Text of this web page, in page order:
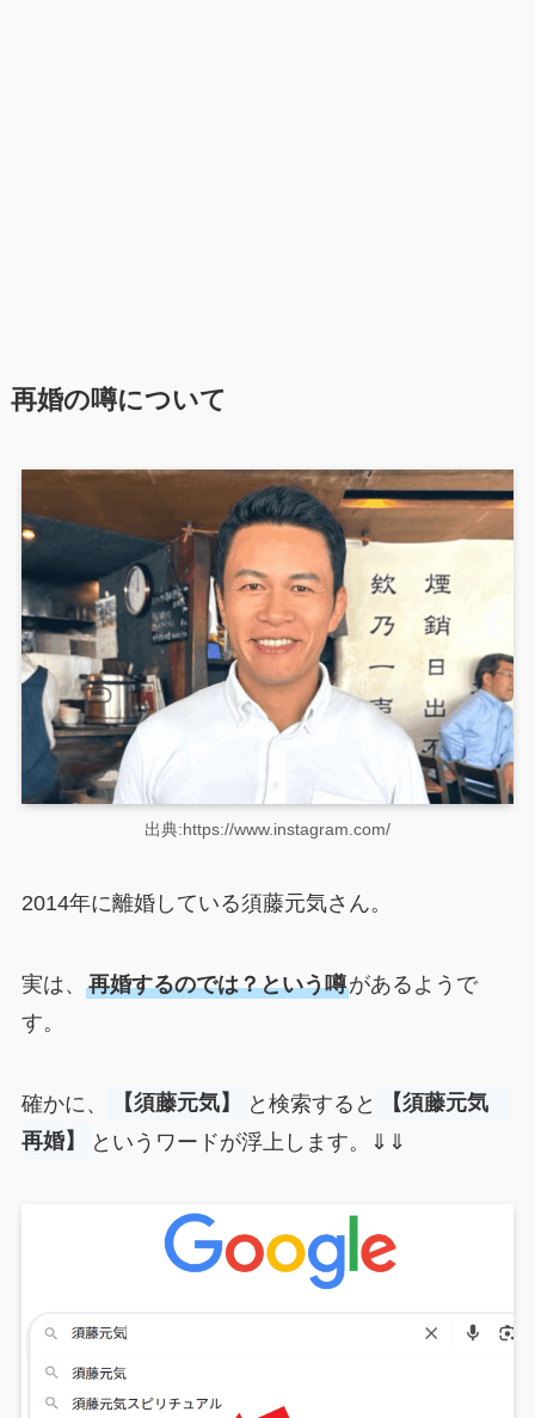
再婚の噂について
出典:https://www.instagram.com/
2014年に離婚している須藤元気さん。
実は、 再婚するのでは？という噂があるようで
す。
確かに、 【須藤元気】 と検索すると
【須藤元気
再婚】
というワードが浮上します。⇓⇓